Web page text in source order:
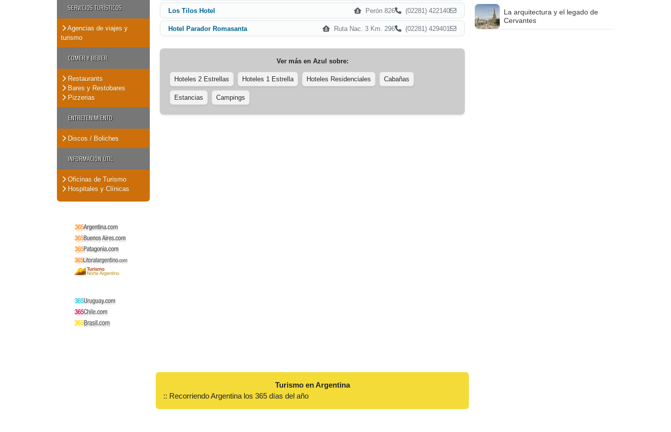
SERVICIOS TURÍSTICOS
Agencias de viajes y
turismo
COMER Y BEBER
Restaurants
Bares y Restobares
Pizzerias
ENTRETENIMIENTO
Discos / Boliches
INFORMACIÓN ÚTIL
Oficinas de Turismo
Hospitales y Clínicas
Los Tilos Hotel Perón 826 (02281) 422140
Hotel Parador Romasanta Ruta Nac. 3 Km. 296 (02281) 429401
Ver más en Azul sobre:
Hoteles 2 Estrellas Hoteles 1 Estrella Hoteles Residenciales Cabañas
Estancias Campings
Turismo en Argentina
:: Recorriendo Argentina los 365 días del año
La arquitectura y el legado de
Cervantes